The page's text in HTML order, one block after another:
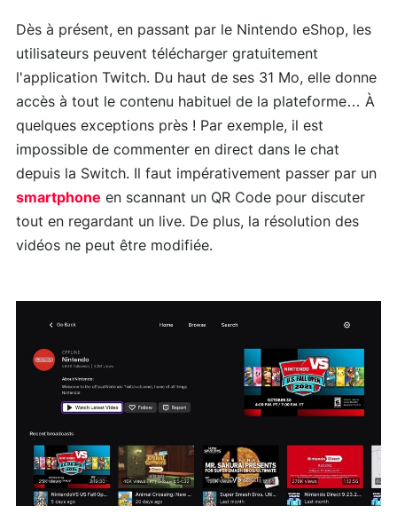
Dès à présent, en passant par le Nintendo eShop, les
utilisateurs peuvent télécharger gratuitement
l'application Twitch. Du haut de ses 31 Mo, elle donne
accès à tout le contenu habituel de la plateforme… À
quelques exceptions près ! Par exemple, il est
impossible de commenter en direct dans le chat
depuis la Switch. Il faut impérativement passer par un
smartphone en scannant un QR Code pour discuter
tout en regardant un live. De plus, la résolution des
vidéos ne peut être modifiée.